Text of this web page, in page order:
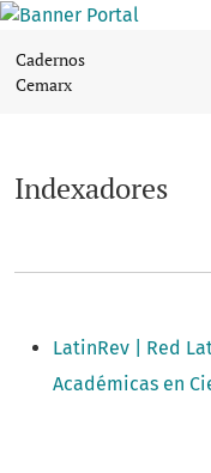
Indexadores
Cadernos
Cemarx
Indexadores
LatinRev | Red
Académicas en